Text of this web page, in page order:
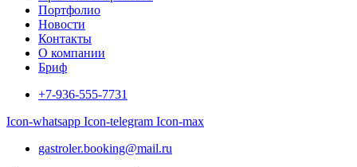
Портфолио
Новости
Контакты
О компании
Бриф
+7-936-555-7731
Icon-whatsapp Icon-telegram Icon-max
gastroler.booking@mail.ru